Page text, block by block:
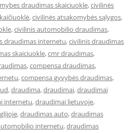
draudimas skaiciuokle,civilinės
,civilinės atsakomybės sąlygos,
,civilinis automobilio draudimas,
draudimas internetu,civilinis draudimas
skaiciuokle,cmr draudimas,
,compensa draudimas,
,compensa gyvybės draudimas,
,draudima,draudimai,draudimai
internetu,draudimai lietuvoje,
,draudimas auto,draudimas
internetu,draudimas